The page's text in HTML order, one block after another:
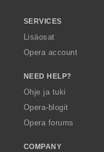
SERVICES
Lisäosat
Opera account
NEED HELP?
Ohje ja tuki
Opera-blogit
Opera forums
COMPANY